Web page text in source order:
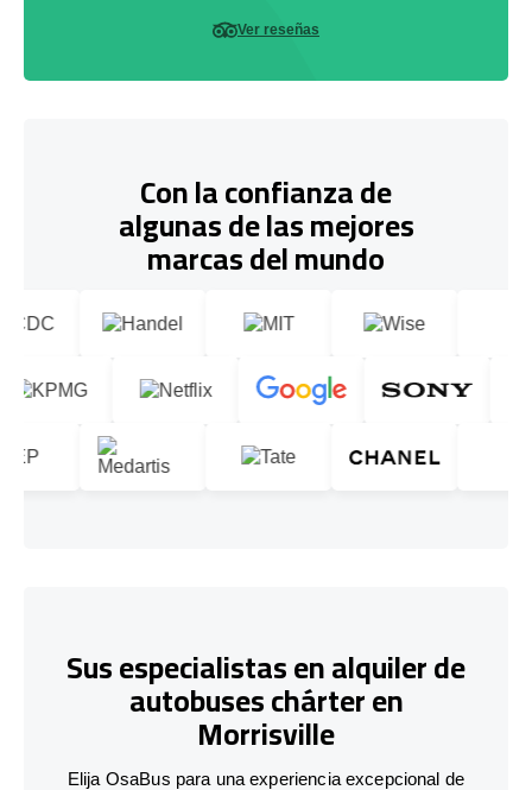
Ver reseñas
Con la confianza de
algunas de las mejores
marcas del mundo
Sus especialistas en alquiler de
autobuses chárter en
Morrisville
Elija OsaBus para una experiencia excepcional de